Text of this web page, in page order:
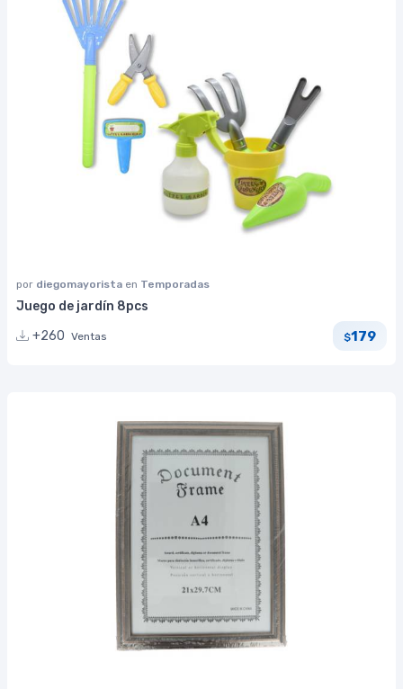
por diegomayorista en Temporadas
Juego de jardín 8pcs
+260 Ventas $179